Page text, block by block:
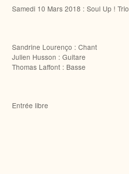
Samedi 10 Mars 2018 : Soul Up ! Trio
Sandrine Lourenço : Chant
Julien Husson : Guitare
Thomas Laffont : Basse
Entrée libre